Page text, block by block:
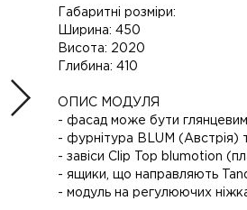
Габаритні розміри:
Ширина: 450
Висота: 2020
Глибина: 410
ОПИС МОДУЛЯ
- фасад може бути
- фурнітура BLUM (Австрія)
- завіси Clip Top blumotion
- ящики, що направляють
- модуль на регулюючих